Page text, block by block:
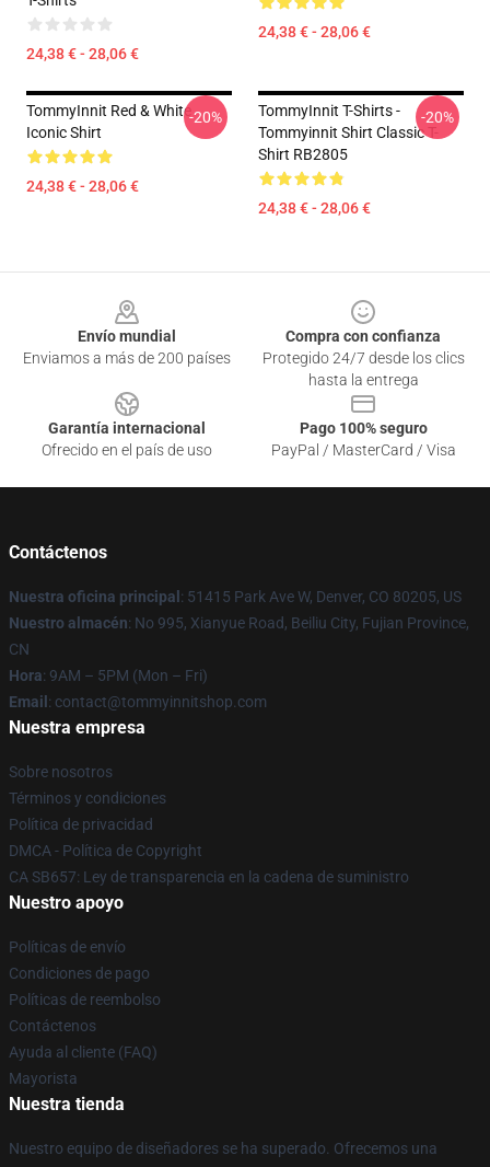
24,38 € - 28,06 €
24,38 € - 28,06 €
TommyInnit Red & White
Iconic Shirt
24,38 € - 28,06 €
-20%
TommyInnit T-Shirts -
Tommyinnit Shirt Classic T-
Shirt RB2805
24,38 € - 28,06 €
-20%
Envío mundial
Enviamos a más de 200 países
Compra con confianza
Protegido 24/7 desde los clics
hasta la entrega
Garantía internacional
Ofrecido en el país de uso
Pago 100% seguro
PayPal / MasterCard / Visa
Contáctenos
Nuestra oficina principal : 51415 Park Ave W, Denver, CO 80205, US
Nuestro almacén: No 995, Xianyue Road, Beiliu City, Fujian Province,
CN
Hora: 9AM – 5PM (Mon – Fri)
Email : contact@tommyinnitshop.com
Nuestra empresa
Sobre nosotros
Términos y condiciones
Política de privacidad
DMCA - Política de Copyright
CA SB657: Ley de transparencia en la cadena de suministro
Nuestro apoyo
Políticas de envío
Condiciones de pago
Políticas de reembolso
Contáctenos
Ayuda al cliente (FAQ)
Mayorista
Nuestra tienda
Nuestro equipo de diseñadores se ha superado. Ofrecemos una